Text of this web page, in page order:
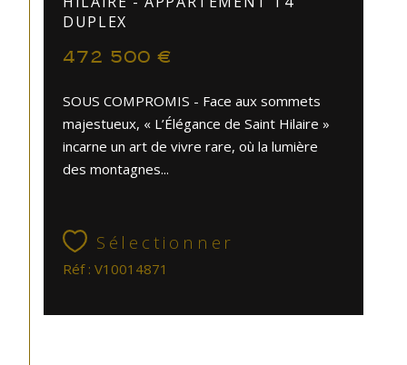
DUPLEX
472 500 €
SOUS COMPROMIS - Face aux sommets
majestueux, « L’Élégance de Saint Hilaire »
incarne un art de vivre rare, où la lumière
des montagnes...
Sélectionner
Réf : V10014871